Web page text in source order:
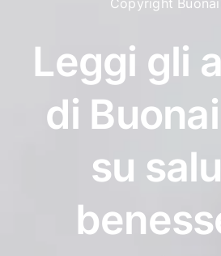
Leggi gli
di
su